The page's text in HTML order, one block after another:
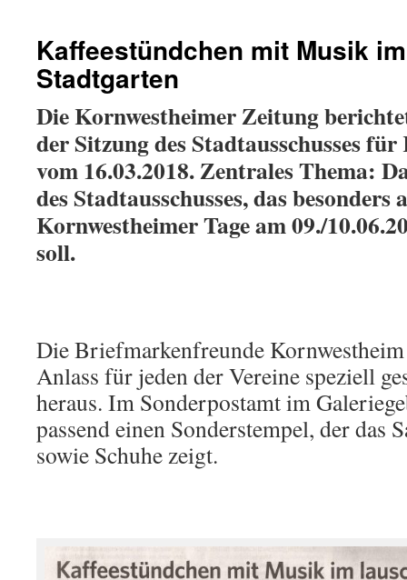
Kaffeestündchen mit Musik
Stadtgarten
Die Kornwestheimer Zeitung
der Sitzung des Stadtausschusses
vom 16.03.2018. Zentrales Thema:
des Stadtausschusses, das besonders
Kornwestheimer Tage am 09./
soll.
Die Briefmarkenfreunde Kornwestheim
Anlass für jeden der Vereine speziell
heraus. Im Sonderpostamt im
passend einen Sonderstempel, der das
sowie Schuhe zeigt.